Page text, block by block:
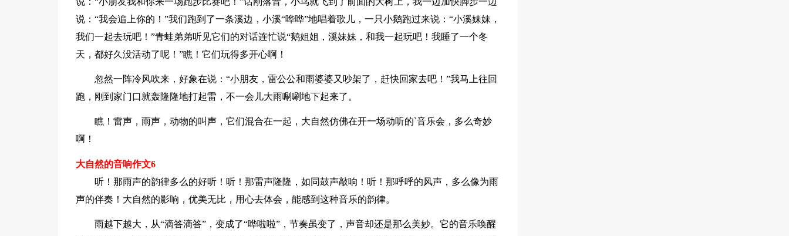
说：“我会追上你的！”我们跑到了一条溪边，小溪“哗哗”地唱着歌儿，一只小鹅跑过来说：“小溪妹妹，
我们一起去玩吧！”青蛙弟弟听见它们的对话连忙说“鹅姐姐，溪妹妹，和我一起玩吧！我睡了一个冬
天，都好久没活动了呢！”瞧！它们玩得多开心啊！
忽然一阵冷风吹来，好象在说：“小朋友，雷公公和雨婆婆又吵架了，赶快回家去吧！”我马上往回
跑，刚到家门口就轰隆隆地打起雷，不一会儿大雨唰唰地下起来了。
瞧！雷声，雨声，动物的叫声，它们混合在一起，大自然仿佛在开一场动听的`音乐会，多么奇妙
啊！
大自然的音响作文6
听！那雨声的韵律多么的好听！听！那雷声隆隆，如同鼓声敲响！听！那呼呼的风声，多么像为雨
声的伴奏！大自然的影响，优美无比，用心去体会，能感到这种音乐的韵律。
雨越下越大，从“滴答滴答”，变成了“哗啦啦”，节奏虽变了，声音却还是那么美妙。它的音乐唤醒